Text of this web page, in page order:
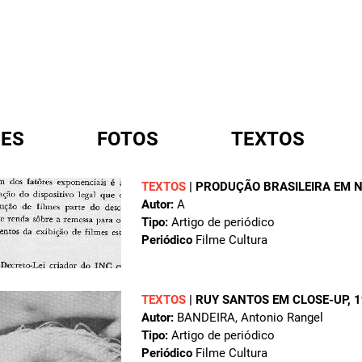
FOTOS TEXTOS
TEXTOS | PRODUÇÃO BRASILEIRA EM
Autor: A
Tipo: Artigo de periódico
Periódico Filme Cultura
TEXTOS | RUY SANTOS EM CLOSE-UP,
Autor: BANDEIRA, Antonio Rangel
Tipo: Artigo de periódico
Periódico Filme Cultura